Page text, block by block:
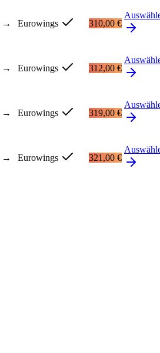
→
Eurowings 310,00 €
→
Eurowings 312,00 €
→
Eurowings 319,00 €
→
Eurowings 321,00 €